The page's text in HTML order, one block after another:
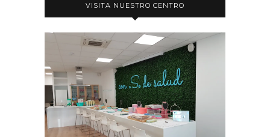
VISITA NUESTRO CENTRO